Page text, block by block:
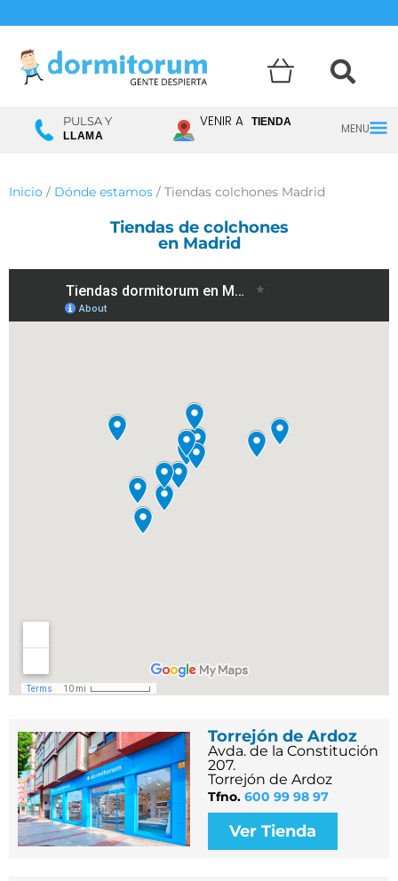
Menú
PULSA Y
LLAMA
VENIR A TIENDA
Inicio / Dónde estamos / Tiendas colchones Madrid
Tiendas de colchones
en Madrid
Torrejón de Ardoz
Avda. de la Constitución
207.
Torrejón de Ardoz
Tfno. 600 99 98 97
Ver Tienda